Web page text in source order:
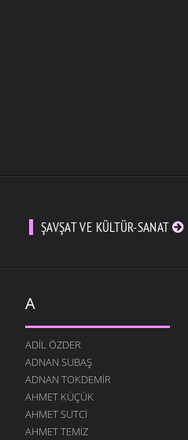
ŞAVŞAT VE KÜLTÜR-SANAT
A
ADIL ÖZDER
ADNAN SUBAŞ
ADNAN TOKDEMIR
AHMET KÜÇÜK
AHMET SUTCI
AHMET TEMIZ